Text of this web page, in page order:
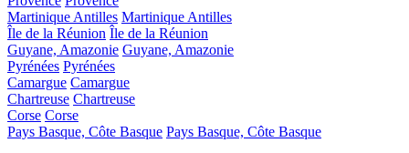
Martinique Antilles Martinique Antilles
Île de la Réunion Île de la Réunion
Guyane, Amazonie Guyane, Amazonie
Pyrénées Pyrénées
Camargue Camargue
Chartreuse Chartreuse
Corse Corse
Pays Basque, Côte Basque Pays Basque, Côte Basque